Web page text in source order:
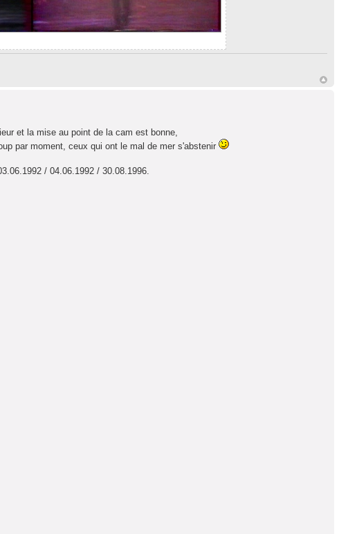
et la mise au point de la cam est bonne,
par moment, ceux qui ont le mal de mer s'abstenir
/ 04.06.1992 / 30.08.1996.